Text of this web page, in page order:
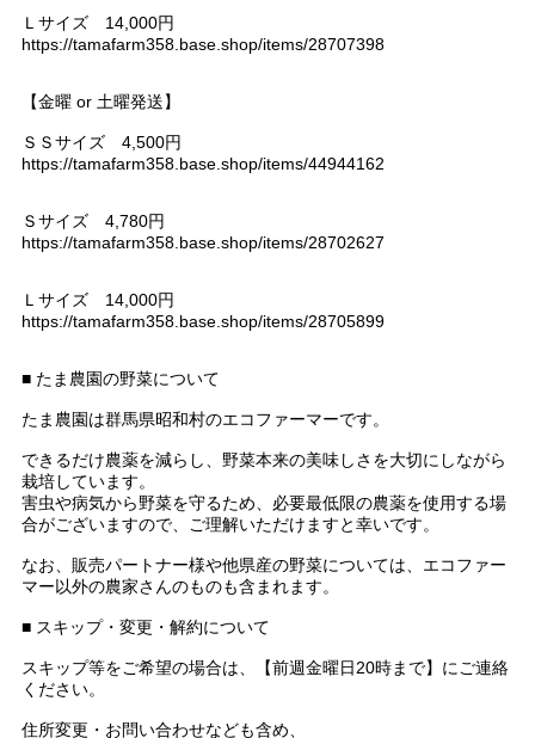
Ｌサイズ 14,000円
https://tamafarm358.base.shop/items/28707398
【金曜 or 土曜発送】
ＳＳサイズ 4,500円
https://tamafarm358.base.shop/items/44944162
Ｓサイズ 4,780円
https://tamafarm358.base.shop/items/28702627
Ｌサイズ 14,000円
https://tamafarm358.base.shop/items/28705899
■ たま農園の野菜について
たま農園は群馬県昭和村のエコファーマーです。
できるだけ農薬を減らし、野菜本来の美味しさを大切にしながら
栽培しています。
害虫や病気から野菜を守るため、必要最低限の農薬を使用する場
合がございますので、ご理解いただけますと幸いです。
なお、販売パートナー様や他県産の野菜については、エコファー
マー以外の農家さんのものも含まれます。
■ スキップ・変更・解約について
スキップ等をご希望の場合は、【前週金曜日20時まで】にご連絡
ください。
住所変更・お問い合わせなども含め、